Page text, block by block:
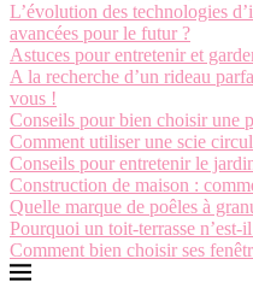
L’évolution des technologies
avancées pour le futur ?
Astuces pour entretenir et
A la recherche d’un rideau
vous !
Conseils pour bien choisir une
Comment utiliser une scie
Conseils pour entretenir le
Construction de maison :
Quelle marque de poêles à
Pourquoi un toit-terrasse n’est-
Comment bien choisir ses